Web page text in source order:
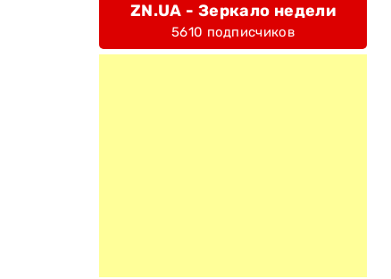
ZN.UA - Зеркало недели
5610 подписчиков